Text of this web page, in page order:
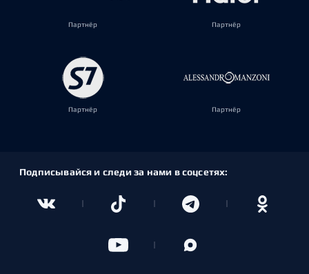
Партнёр Партнёр
Партнёр Партнёр
Подписывайся и следи за нами в соцсетях: